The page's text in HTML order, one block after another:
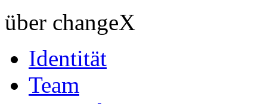
über changeX
Identität
Team